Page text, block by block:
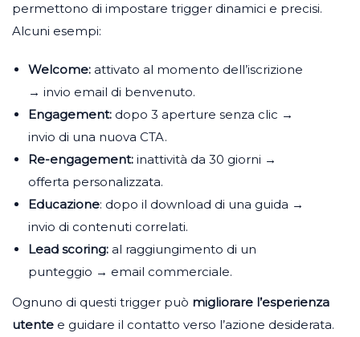
permettono di impostare trigger dinamici e precisi.
Alcuni esempi:
Welcome: attivato al momento dell’iscrizione
→ invio email di benvenuto.
Engagement: dopo 3 aperture senza clic →
invio di una nuova CTA.
Re-engagement: inattività da 30 giorni →
offerta personalizzata.
Educazione: dopo il download di una guida →
invio di contenuti correlati.
Lead scoring: al raggiungimento di un
punteggio → email commerciale.
Ognuno di questi trigger può migliorare l’esperienza
utente e guidare il contatto verso l’azione desiderata.